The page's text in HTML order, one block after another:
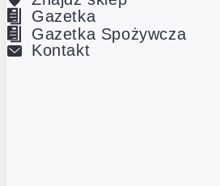
Gazetka
Gazetka Spożywcza
Kontakt